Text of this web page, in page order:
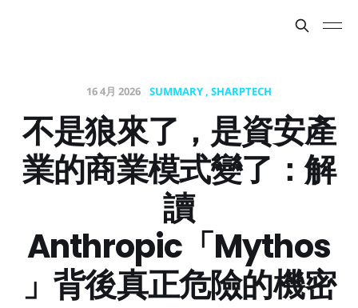
16 4月 2026 SUMMARY SHARPTECH
不是狼來了，是資安產
業的商業模式變了：解
讀
Anthropic「Mythos
」背後真正危險的機密